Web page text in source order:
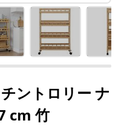
ントロリー ナ
cm 竹